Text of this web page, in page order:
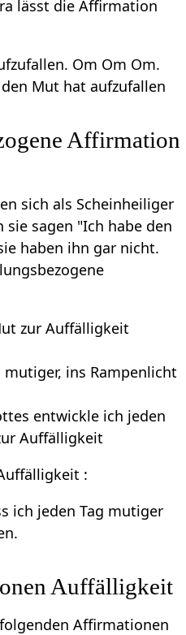
lässt die Affirmation
Om Om Om.
Mut hat aufzufallen
Affirmation
sich als Scheinheiliger
sie sagen "Ich habe den
haben ihn gar nicht.
zur Auffälligkeit
mutiger, ins Rampenlicht
entwickle ich jeden
Auffälligkeit
:
ich jeden Tag mutiger
Auffälligkeit
Affirmationen